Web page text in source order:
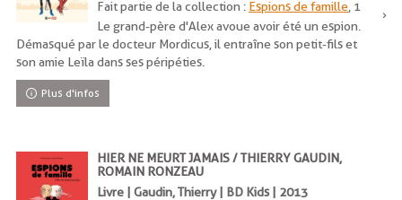
Fait partie de la collection : Espions de famille , 1
Le grand-père d'Alex avoue avoir été un espion.
Démasqué par le docteur Mordicus, il entraîne son petit-fils et
son amie Leïla dans ses péripéties.
Plus d'infos
HIER NE MEURT JAMAIS / THIERRY GAUDIN,
ROMAIN RONZEAU
Livre | Gaudin, Thierry | BD Kids | 2013